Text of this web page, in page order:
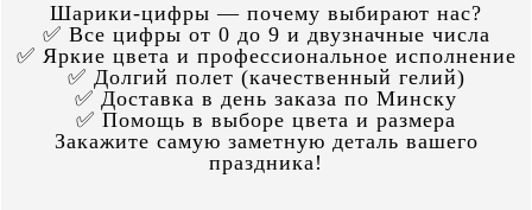
Шарики-цифры — почему выбирают нас?
✅ Все цифры от 0 до 9 и двузначные числа
✅ Яркие цвета и профессиональное исполнение
✅ Долгий полет (качественный гелий)
✅ Доставка в день заказа по Минску
✅ Помощь в выборе цвета и размера
Закажите самую заметную деталь вашего
праздника!